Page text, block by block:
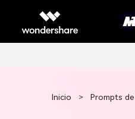
Inicio > Prompts de